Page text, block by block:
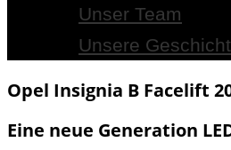
Unser Team
Unsere
Opel Insignia B Facelift
Eine neue Generation